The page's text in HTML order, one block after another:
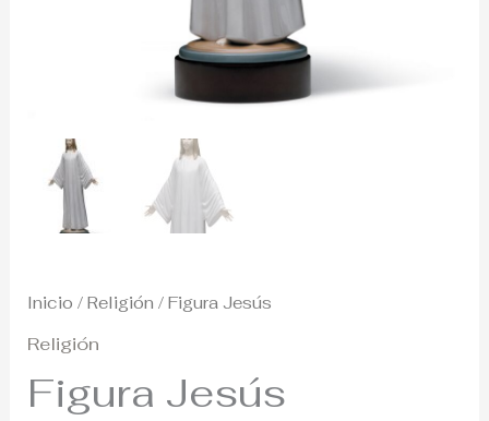
Inicio /Religión / Figura Jesús
Religión
Figura Jesús